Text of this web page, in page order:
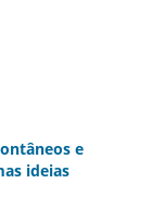
e
ideias